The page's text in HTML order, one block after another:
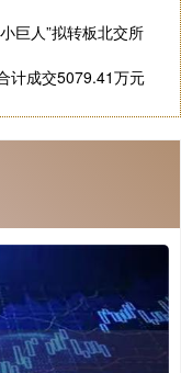
巨人”拟转板北交所
计成交5079.41万元